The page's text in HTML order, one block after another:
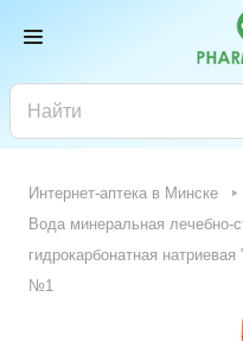
Интернет-аптека в Минске
Вода минеральная лечебно-
гидрокарбонатная
№1